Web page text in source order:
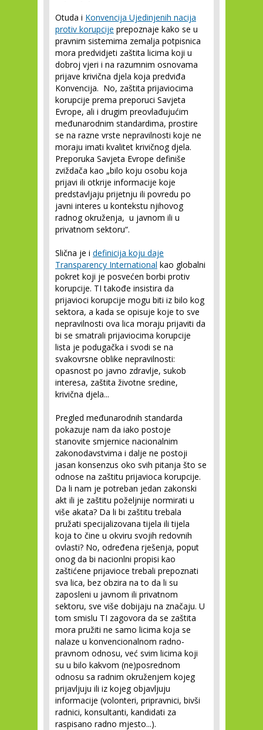
Otuda i Konvencija Ujedinjenih nacija
protiv korupcije prepoznaje kako se u
pravnim sistemima zemalja potpisnica
mora predvidjeti zaštita licima koji u
dobroj vjeri i na razumnim osnovama
prijave krivična djela koja predviđa
Konvencija. No, zaštita prijaviocima
korupcije prema preporuci Savjeta
Evrope, ali i drugim preovlađujućim
međunarodnim standardima, prostire
se na razne vrste nepravilnosti koje ne
moraju imati kvalitet krivičnog djela.
Preporuka Savjeta Evrope definiše
zviždača kao „bilo koju osobu koja
prijavi ili otkrije informacije koje
predstavljaju prijetnju ili povredu po
javni interes u kontekstu njihovog
radnog okruženja, u javnom ili u
privatnom sektoru“.
Slična je i definicija koju daje
Transparency International kao globalni
pokret koji je posvećen borbi protiv
korupcije. TI takođe insistira da
prijavioci korupcije mogu biti iz bilo kog
sektora, a kada se opisuje koje to sve
nepravilnosti ova lica moraju prijaviti da
bi se smatrali prijaviocima korupcije
lista je podugačka i svodi se na
svakovrsne oblike nepravilnosti:
opasnost po javno zdravlje, sukob
interesa, zaštita životne sredine,
krivična djela...
Pregled međunarodnih standarda
pokazuje nam da iako postoje
stanovite smjernice nacionalnim
zakonodavstvima i dalje ne postoji
jasan konsenzus oko svih pitanja što se
odnose na zaštitu prijavioca korupcije.
Da li nam je potreban jedan zakonski
akt ili je zaštitu poželjnije normirati u
više akata? Da li bi zaštitu trebala
pružati specijalizovana tijela ili tijela
koja to čine u okviru svojih redovnih
ovlasti? No, određena rješenja, poput
onog da bi nacionlni propisi kao
zaštićene prijavioce trebali prepoznati
sva lica, bez obzira na to da li su
zaposleni u javnom ili privatnom
sektoru, sve više dobijaju na značaju. U
tom smislu TI zagovora da se zaštita
mora pružiti ne samo licima koja se
nalaze u konvencionalnom radno-
pravnom odnosu, već svim licima koji
su u bilo kakvom (ne)posrednom
odnosu sa radnim okruženjem kojeg
prijavljuju ili iz kojeg objavljuju
informacije (volonteri, pripravnici, bivši
radnici, konsultanti, kandidati za
raspisano radno mjesto...).